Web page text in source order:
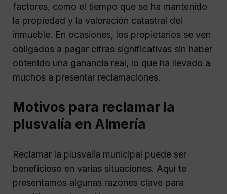
factores, como el tiempo que se ha mantenido
la propiedad y la valoración catastral del
inmueble. En ocasiones, los propietarios se ven
obligados a pagar cifras significativas sin haber
obtenido una ganancia real, lo que ha llevado a
muchos a presentar reclamaciones.
Motivos para reclamar la
plusvalía en Almería
Reclamar la plusvalía municipal puede ser
beneficioso en varias situaciones. Aquí te
presentamos algunas razones clave para